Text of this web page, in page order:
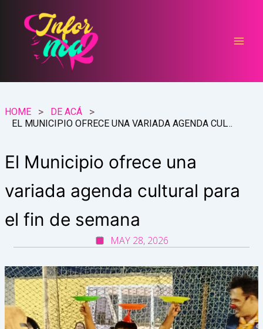
contenido
HOME
DE ACÁ
EL MUNICIPIO OFRECE UNA VARIADA AGENDA CULTURAL PARA EL FIN DE SEMANA
El Municipio ofrece una
variada agenda cultural para
el fin de semana
MAY 28, 2026